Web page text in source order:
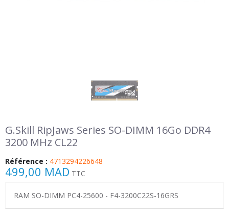
G.Skill RipJaws Series SO-DIMM 16Go DDR4
3200 MHz CL22
Référence : 4713294226648
499,00 MAD TTC
RAM SO-DIMM PC4-25600 - F4-3200C22S-16GRS